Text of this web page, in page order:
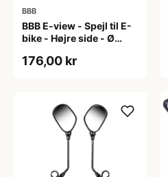
BBB
BBB E-view - Spejl til E-
bike - Højre side - Ø
176,00 kr